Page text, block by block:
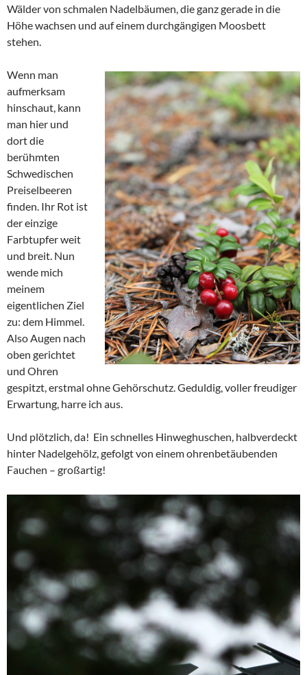
Wälder von schmalen Nadelbäumen, die ganz gerade in die
Höhe wachsen und auf einem durchgängigen Moosbett
stehen.
Wenn man
aufmerksam
hinschaut, kann
man hier und
dort die
berühmten
Schwedischen
Preiselbeeren
finden. Ihr Rot ist
der einzige
Farbtupfer weit
und breit. Nun
wende mich
meinem
eigentlichen Ziel
zu: dem Himmel.
Also Augen nach
oben gerichtet
und Ohren
gespitzt, erstmal ohne Gehörschutz. Geduldig, voller freudiger
Erwartung, harre ich aus.
Und plötzlich, da! Ein schnelles Hinweghuschen, halbverdeckt
hinter Nadelgehölz, gefolgt von einem ohrenbetäubenden
Fauchen – großartig!